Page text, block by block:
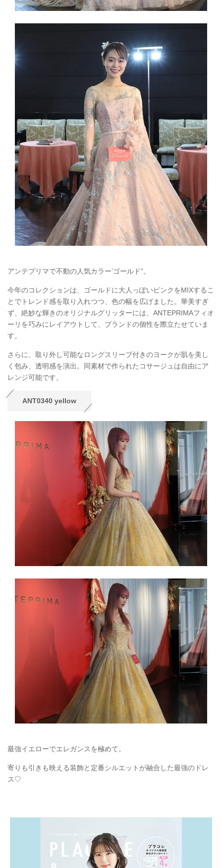
アンテプリマで不動の人気カラー’ゴールド”。
今年のコレクションは、ゴールドに大人っぽいピンクをMIXするこ
とでトレンド感を取り入れつつ、色の幅を広げました。華美すぎ
ず、絶妙な輝きのオリジナルグリッターには、ANTEPRIMAフィオ
ーリを巧みにレイアウトして、ブランドの個性を際立たせていま
す。
さらに、取り外し可能なロングスリーブ付きのヨークが肌を美し
く包み、透明感を演出。同素材で作られたコサージュは自由にア
レンジ可能です。
ANT0340 yellow
最強イエローでエレガンスを極めて。
寄りも引きも映える装飾と定番シルエットが融合した最強のドレ
ス♡